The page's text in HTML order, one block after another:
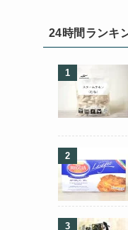
24時間ランキ